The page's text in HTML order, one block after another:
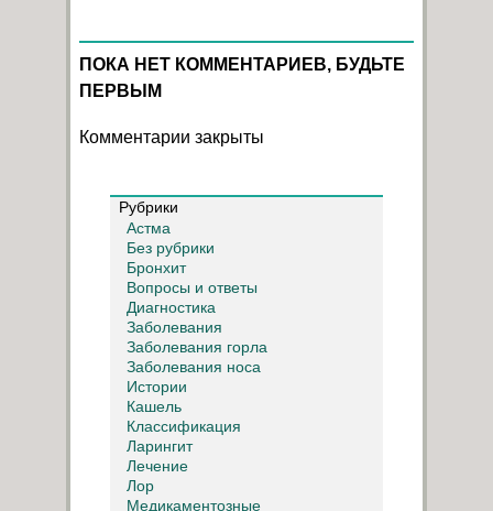
ПОКА НЕТ КОММЕНТАРИЕВ, БУДЬТЕ
ПЕРВЫМ
Комментарии закрыты
Рубрики
Астма
Без рубрики
Бронхит
Вопросы и ответы
Диагностика
Заболевания
Заболевания горла
Заболевания носа
Истории
Кашель
Классификация
Ларингит
Лечение
Лор
Медикаментозные